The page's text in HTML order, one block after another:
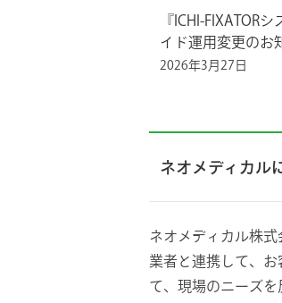
『ICHI-FIXATOR
イド運用変更のお
2026年3月27日
ネオメディカル
ネオメディカル株
業者と連携して、お
て、現場のニーズを